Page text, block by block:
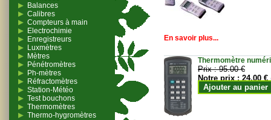
Balances
Calibres
Compteurs à main
Electrochimie
Enregistreurs
Luxmètres
Mètres
Pénétromètres
Ph-mètres
Réfractomètres
Station-Météo
Test bouchons
Thermomètres
Thermo-hygromètres
En savoir plus...
Thermomètre
Prix :95.00 €
Notre prix :24.00 €
Ajouter au panier